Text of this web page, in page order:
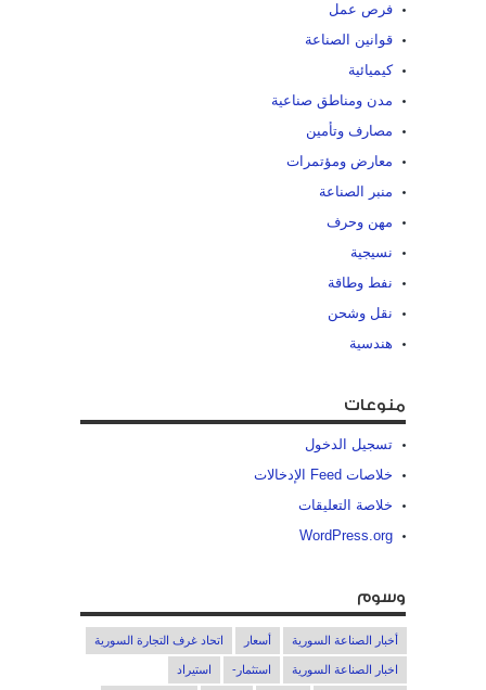
فرص عمل
قوانين الصناعة
كيميائية
مدن ومناطق صناعية
مصارف وتأمين
معارض ومؤتمرات
منبر الصناعة
مهن وحرف
نسيجية
نفط وطاقة
نقل وشحن
هندسية
منوعات
تسجيل الدخول
خلاصات Feed الإدخالات
خلاصة التعليقات
WordPress.org
وسوم
أخبار الصناعة السورية أسعار اتحاد غرف التجارة السورية
اخبار الصناعة السورية استثمار- استيراد